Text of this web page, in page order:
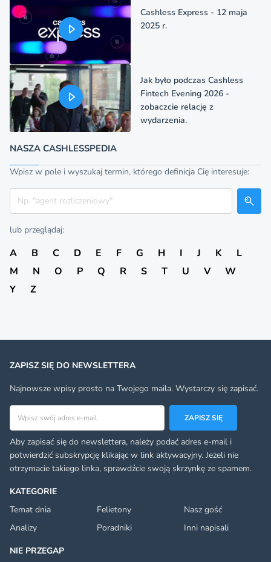
Cashless Express - 12 maja
2025 r.
Jak było podczas Cashless
Fintech Evening 2026 -
zobaczcie relację z
wydarzenia.
NASZA CASHLESSPEDIA
Wpisz w pole i wyszukaj termin, którego definicja Cię interesuje:
Szukaj
lub przeglądaj:
A B C D E F G H I J K
L
M
N O P Q R S T U V
W
Y
Z
KATEGORIE
Temat dnia
Felietony
Nasz gość
Analizy
Poradniki
Inni napisali
NIE PRZEGAP
ZAPISZ SIĘ DO NEWSLETTERA
Najnowsze wpisy prosto na Twojego maila. Wystarczy się zapisać.
ZAPISZ SIĘ
Aby zapisać się do newslettera, należy podać adres e-mail i
potwierdzić subskrypcję klikając w link aktywacyjny. Jeżeli nie
otrzymacie takiego linka, sprawdźcie swoją skrzynkę ze spamem.